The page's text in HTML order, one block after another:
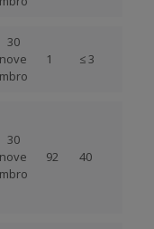
30
nove
mbro
1 ≤ 3
30
nove
mbro
92 40